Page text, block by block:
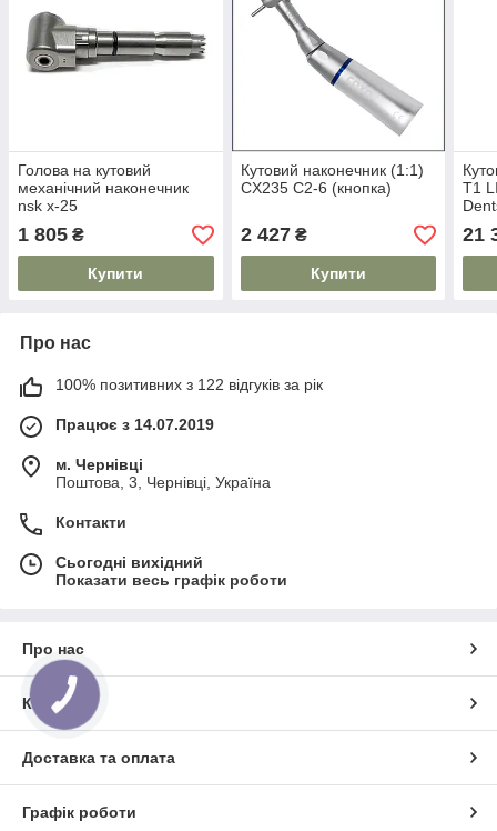
Голова на кутовий
механічний наконечник
nsk x-25
1 805 ₴
Купити
Кутовий наконечник (1:1)
CX235 C2-6 (кнопка)
2 427₴
Купити
T1
21
Про нас
100% позитивних з 122 відгуків за рік
Працює з 14.07.2019
м. Чернівці
Поштова, 3, Чернівці, Україна
Контакти
Сьогодні вихідний
Показати весь графік роботи
Про нас
Контакти
Доставка та оплата
Графік роботи
КНОПКА
ЗВ'ЯЗКУ